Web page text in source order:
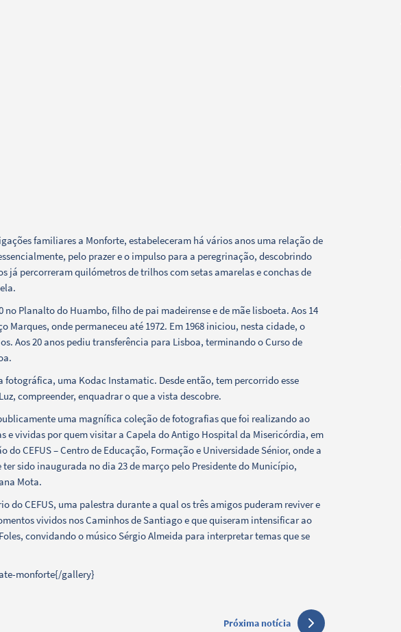
familiares a Monforte, estabeleceram há vários anos uma relação de
pelo prazer e o impulso para a peregrinação, descobrindo
já percorreram quilómetros de trilhos com setas amarelas e conchas de
no Planalto do Huambo, filho de pai madeirense e de mãe lisboeta. Aos 14
Marques, onde permaneceu até 1972. Em 1968 iniciou, nesta cidade, o
Aos 20 anos pediu transferência para Lisboa, terminando o Curso de
fotográfica, uma Kodac Instamatic. Desde então, tem percorrido esse
compreender, enquadrar o que a vista descobre.
uma magnífica coleção de fotografias que foi realizando ao
e vividas por quem visitar a Capela do Antigo Hospital da Misericórdia, em
CEFUS – Centro de Educação, Formação e Universidade Sénior, onde a
sido inaugurada no dia 23 de março pelo Presidente do Município,
Mota.
do CEFUS, uma palestra durante a qual os três amigos puderam reviver e
vividos nos Caminhos de Santiago e que quiseram intensificar ao
convidando o músico Sérgio Almeida para interpretar temas que se
monforte{/gallery}
Próxima notícia